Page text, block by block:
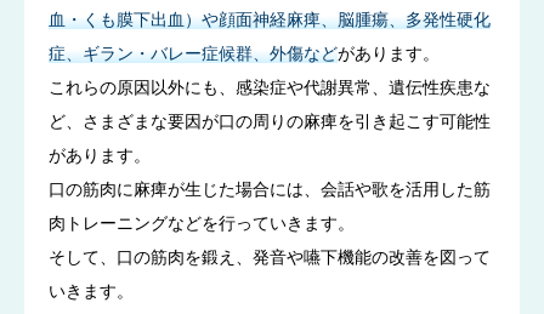
血・くも膜下出血）や顔面神経麻痺、脳腫瘍、多発性硬化
症、ギラン・バレー症候群、外傷などがあります。
これらの原因以外にも、感染症や代謝異常、遺伝性疾患な
ど、さまざまな要因が口の周りの麻痺を引き起こす可能性
があります。
口の筋肉に麻痺が生じた場合には、会話や歌を活用した筋
肉トレーニングなどを行っていきます。
そして、口の筋肉を鍛え、発音や嚥下機能の改善を図って
いきます。